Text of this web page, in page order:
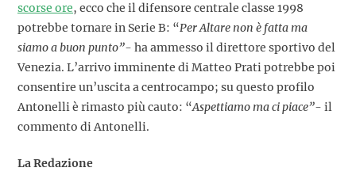
scorse ore, ecco che il difensore centrale classe 1998
potrebbe tornare in Serie B: “Per Altare non è fatta ma
siamo a buon punto”- ha ammesso il direttore sportivo del
Venezia. L’arrivo imminente di Matteo Prati potrebbe poi
consentire un’uscita a centrocampo; su questo profilo
Antonelli è rimasto più cauto: “Aspettiamo ma ci piace”- il
commento di Antonelli.
La Redazione